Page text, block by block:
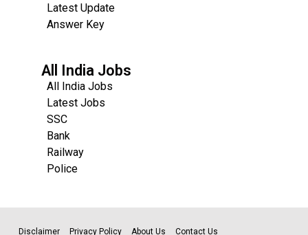
Latest Update
Answer Key
All India Jobs
All India Jobs
Latest Jobs
SSC
Bank
Railway
Police
Disclaimer Privacy Policy About Us Contact Us